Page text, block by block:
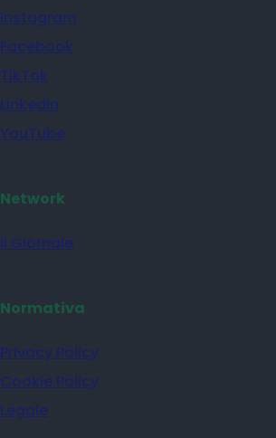
Instagram
Facebook
TikTok
Linkedin
YouTube
Network
il Giornale
Normativa
Privacy Policy
Cookie Policy
Legale